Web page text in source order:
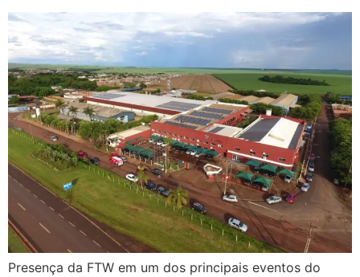
Presença da FTW em um dos principais eventos do